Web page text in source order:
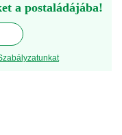
a postaládájába!